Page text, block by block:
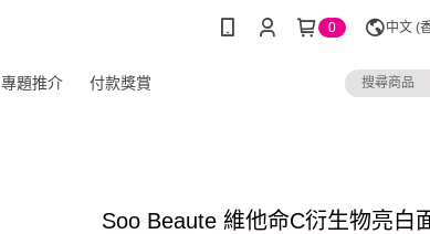
0 中文 (
專題推介 付款獎賞
Soo Beaute 維他命C衍生物亮白